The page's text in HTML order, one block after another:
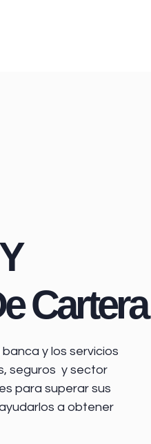
Cartera
banca y los servicios
seguros y sector
para superar sus
a obtener